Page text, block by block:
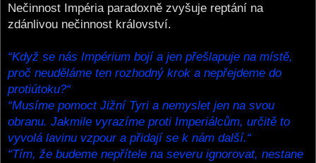
Nečinnost Impéria paradoxně zvyšuje reptání na
zdánlivou nečinnost království.
“Když se nás Impérium bojí a jen přešlapuje na místě,
proč neuděláme ten rozhodný krok a nepřejdeme do
protiútoku?“
“Musíme pomoct Jižní Tyri a nemyslet jen na svou
obranu. Jakmile vyrazíme proti Imperiálcům, určitě to
vyvolá lavinu vzpour a přidají se k nám další.“
“Tím, že budeme nepřítele na severu ignorovat, nestane